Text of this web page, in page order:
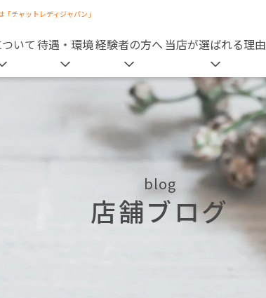
チャットレディジャパン」
いて待遇・環境経験者の方へ 当店が選ばれる理由
blog
店舗ブログ